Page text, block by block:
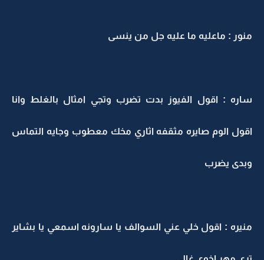
منور : ماعليه ما عليه جل من ينسى
ساره : اقول الفيوز بدت تضرب وتجي امثال بالغلط وانا
اقول الوم صايره مثقفه اثاري مخك معطوب وجايه التماس
وبدى يضرب
منيره : اقول خلي عني السوالف يا سارونه اسمعي يا بشاير